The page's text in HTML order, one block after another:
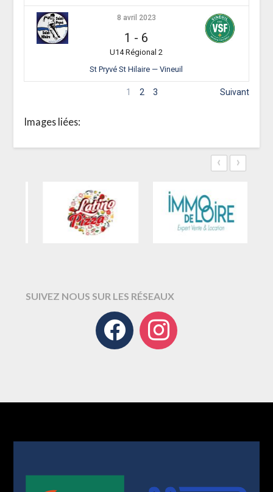
8 avril 2023
1 - 6
U14 Régional 2
St Pryvé St Hilaire — Vineuil
1 2 3 Suivant
Images liées:
‹ ›
SUIVEZ NOUS SUR LES RÉSEAUX